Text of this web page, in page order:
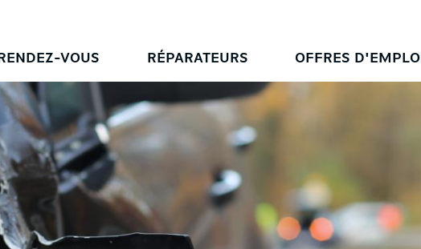
RENDEZ-VOUS RÉPARATEURS OFFRES D'EMPLOI